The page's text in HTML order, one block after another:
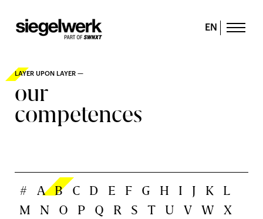
EN
LAYER UPON LAYER —
our
competences
# A B C D E F G H I J K
L
M
N O P Q R S T U V W
X